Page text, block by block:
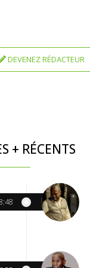
DEVENEZ RÉDACTEUR
+ RÉCENTS